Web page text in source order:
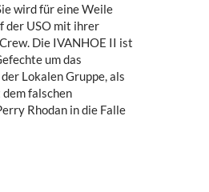
wird für eine Weile
der USO mit ihrer
Die IVANHOE II ist
um das
Lokalen Gruppe, als
falschen
Rhodan in die Falle